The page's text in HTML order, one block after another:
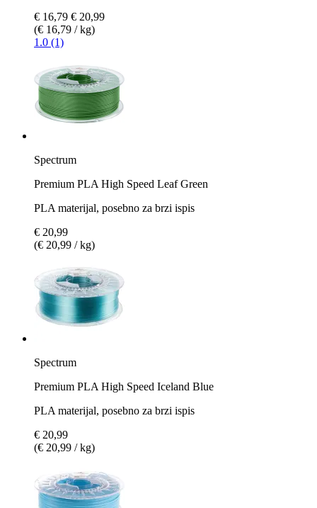
€ 16,79 € 20,99
(€ 16,79 / kg)
1.0 (1)
Spectrum
Premium PLA High Speed Leaf Green
PLA materijal, posebno za brzi ispis
€ 20,99
(€ 20,99 / kg)
Spectrum
Premium PLA High Speed Iceland Blue
PLA materijal, posebno za brzi ispis
€ 20,99
(€ 20,99 / kg)